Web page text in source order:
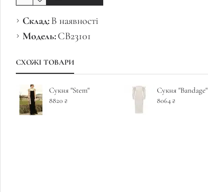
Склад:В наявності
Модель:CB23101
СХОЖІ ТОВАРИ
Сукня "Stem"
8820 ₴
Сукня "Bandage"
8064 ₴